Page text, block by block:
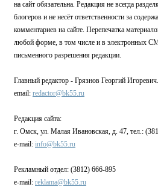
на сайт обязательна. Редакция не всегда
блогеров и не несёт ответственности за
комментариев на сайте. Перепечатка
любой форме, в том числе и в электронных
письменного разрешения редакции.
Главный редактор - Грязнов Георгий Игоревич.
email: redactor@bk55.ru
Редакция сайта:
г. Омск, ул. Малая Ивановская, д. 47, тел.:
e-mail: info@bk55.ru
Рекламный отдел: (3812) 666-895
e-mail: reklama@bk55.ru